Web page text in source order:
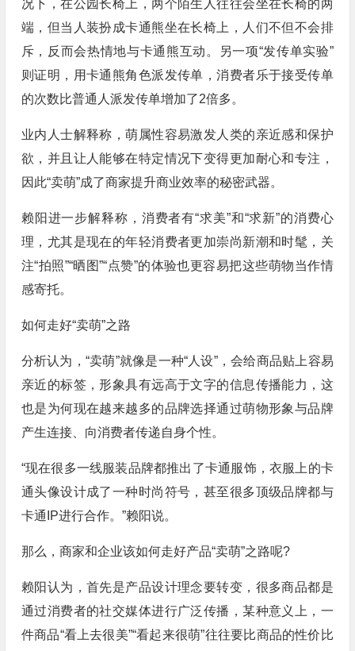
况下，在公园长椅上，两个陌生人往往会坐在长椅的两
端，但当人装扮成卡通熊坐在长椅上，人们不但不会排
斥，反而会热情地与卡通熊互动。另一项“发传单实验”
则证明，用卡通熊角色派发传单，消费者乐于接受传单
的次数比普通人派发传单增加了2倍多。
业内人士解释称，萌属性容易激发人类的亲近感和保护
欲，并且让人能够在特定情况下变得更加耐心和专注，
因此“卖萌”成了商家提升商业效率的秘密武器。
赖阳进一步解释称，消费者有“求美”和“求新”的消费心
理，尤其是现在的年轻消费者更加崇尚新潮和时髦，关
注“拍照”“晒图”“点赞”的体验也更容易把这些萌物当作情
感寄托。
如何走好“卖萌”之路
分析认为，“卖萌”就像是一种“人设”，会给商品贴上容易
亲近的标签，形象具有远高于文字的信息传播能力，这
也是为何现在越来越多的品牌选择通过萌物形象与品牌
产生连接、向消费者传递自身个性。
“现在很多一线服装品牌都推出了卡通服饰，衣服上的卡
通头像设计成了一种时尚符号，甚至很多顶级品牌都与
卡通IP进行合作。”赖阳说。
那么，商家和企业该如何走好产品“卖萌”之路呢?
赖阳认为，首先是产品设计理念要转变，很多商品都是
通过消费者的社交媒体进行广泛传播，某种意义上，一
件商品“看上去很美”“看起来很萌”往往要比商品的性价比